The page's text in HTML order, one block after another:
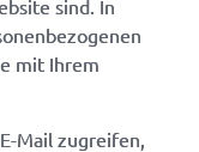
sind. In
mit Ihrem
Mail zugreifen,